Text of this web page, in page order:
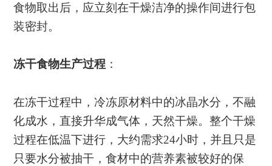
食物取出后，应立刻在干燥洁净的操作间进行包
装密封。
冻干食物生产过程 ：
在冻干过程中，冷冻原材料中的冰晶水分，不融
化成水，直接升华成气体，天然干燥。整个干燥
过程在低温下进行，大约需求24小时，并且只是
只要水分被抽干，食材中的营养素被较好的保